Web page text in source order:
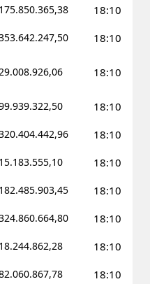
175.850.365,38 18:10
18:10
18:10
18:10
18:10
15.183.555,10 18:10
182.485.903,45 18:10
18:10
18.244.862,28 18:10
18:10